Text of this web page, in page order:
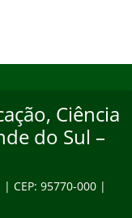
Ciência
do Sul –
CEP: 95770-000 |